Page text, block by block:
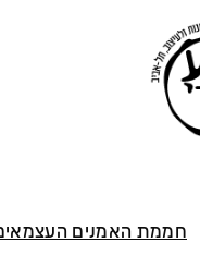
חממת האמנים